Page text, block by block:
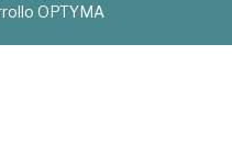
OPTYMA